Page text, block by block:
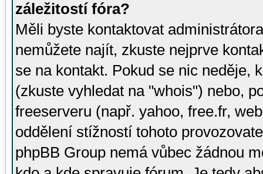
záležitostí fóra?
Měli byste kontaktovat
nemůžete najít, zkuste nejprve
se na kontakt. Pokud se nic neděje,
(zkuste vyhledat na "whois") nebo,
freeserveru (např. yahoo, free.fr,
oddělení stížností tohoto
phpBB Group nemá vůbec žádnou